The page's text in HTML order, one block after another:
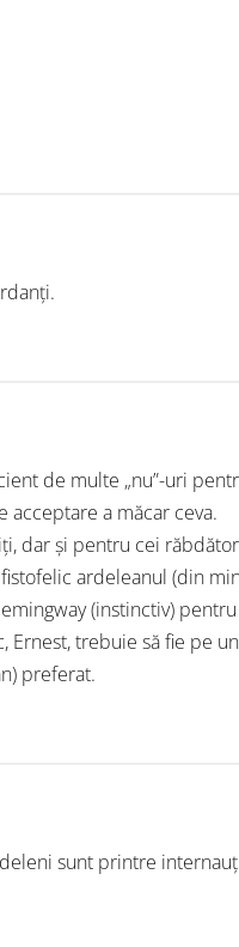
de multe „nu”-uri
acceptare a măcar ceva.
dar și pentru cei
ardeleanul (din
(instinctiv)
trebuie să fie pe
preferat.
sunt printre